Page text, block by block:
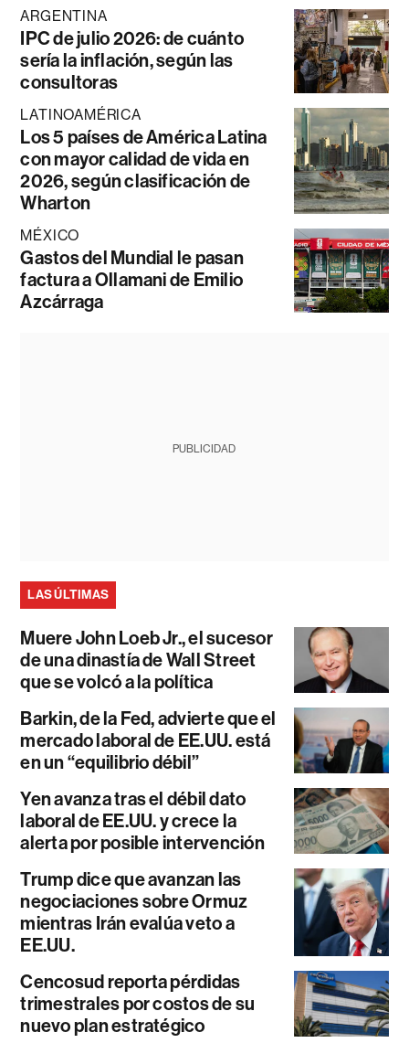
ARGENTINA
IPC de julio 2026: de cuánto
sería la inflación, según las
consultoras
LATINOAMÉRICA
Los 5 países de América Latina
con mayor calidad de vida en
2026, según clasificación de
Wharton
MÉXICO
Gastos del Mundial le pasan
factura a Ollamani de Emilio
Azcárraga
PUBLICIDAD
LAS ÚLTIMAS
Muere John Loeb Jr., el sucesor
de una dinastía de Wall Street
que se volcó a la política
Barkin, de la Fed, advierte que el
mercado laboral de EE.UU. está
en un “equilibrio débil”
Yen avanza tras el débil dato
laboral de EE.UU. y crece la
alerta por posible intervención
Trump dice que avanzan las
negociaciones sobre Ormuz
mientras Irán evalúa veto a
EE.UU.
Cencosud reporta pérdidas
trimestrales por costos de su
nuevo plan estratégico